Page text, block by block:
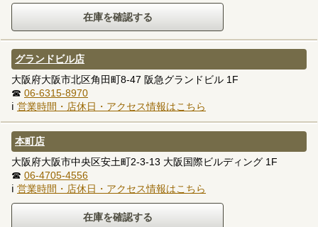
グランドビル店
大阪府大阪市北区角田町8-47 阪急グランドビル 1F
☎ 06-6315-8970
ℹ 営業時間・店休日・アクセス情報はこちら
本町店
大阪府大阪市中央区安土町2-3-13 大阪国際ビルディング 1F
☎ 06-4705-4556
ℹ 営業時間・店休日・アクセス情報はこちら